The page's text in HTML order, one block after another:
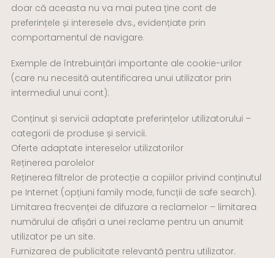
doar că aceasta nu va mai putea ține cont de
preferințele și interesele dvs., evidențiate prin
comportamentul de navigare.
Exemple de întrebuințări importante ale cookie-urilor
(care nu necesită autentificarea unui utilizator prin
intermediul unui cont):
Conținut și servicii adaptate preferințelor utilizatorului –
categorii de produse și servicii.
Oferte adaptate intereselor utilizatorilor
Reținerea parolelor
Reținerea filtrelor de protecție a copiilor privind conținutul
pe Internet (opțiuni family mode, funcții de safe search).
Limitarea frecvenței de difuzare a reclamelor – limitarea
numărului de afișări a unei reclame pentru un anumit
utilizator pe un site.
Furnizarea de publicitate relevantă pentru utilizator.